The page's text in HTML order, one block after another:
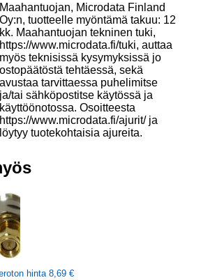
Maahantuojan, Microdata Finland
Oy:n, tuotteelle myöntämä takuu: 12
kk. Maahantuojan tekninen tuki,
https://www.microdata.fi/tuki, auttaa
myös teknisissä kysymyksissä jo
ostopäätöstä tehtäessä, sekä
avustaa tarvittaessa puhelimitse
ja/tai sähköpostitse käytössä ja
käyttöönotossa. Osoitteesta
https://www.microdata.fi/ajurit/ ja
löytyy tuotekohtaisia ajureita.
hinta 8,69 €